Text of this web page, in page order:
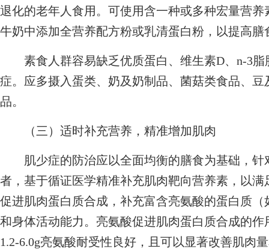
退化的老年人食用。可使用含一种或多种宏量营
牛奶中添加全营养配方粉或乳清蛋白粉，以提高膳
素食人群容易缺乏优质蛋白、维生素D、n-3脂
症。应多摄入蛋类、奶及奶制品、菌菇类食品、
品。
（三）适时补充营养，精准增加肌肉
肌少症的防治应以全面均衡的膳食为基础，针
者，基于循证医学精准补充肌肉靶向营养素，以
促进肌肉蛋白质合成，补充富含亮氨酸的蛋白质
和身体活动能力。亮氨酸促进肌肉蛋白质合成的
1.2-6.0g亮氨酸耐受性良好，且可以显著改善肌肉